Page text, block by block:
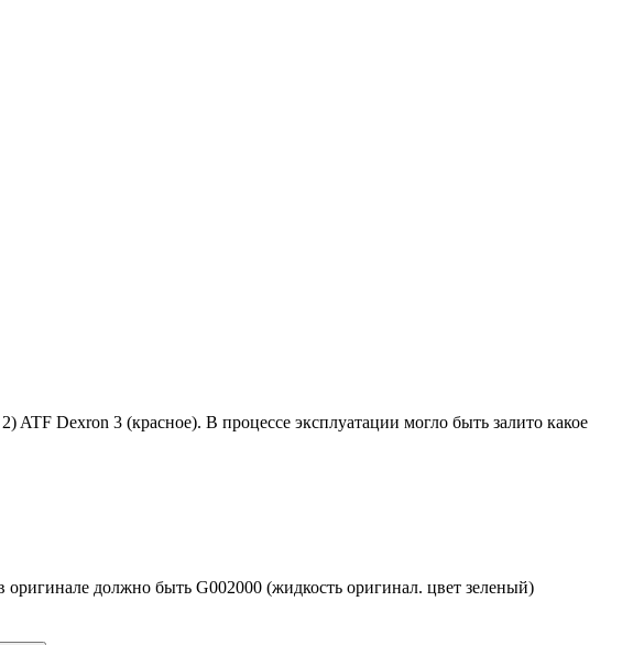
ATF Dexron 3 (красное). В процессе эксплуатации могло быть залито какое
оригинале должно быть G002000 (жидкость оригинал. цвет зеленый)